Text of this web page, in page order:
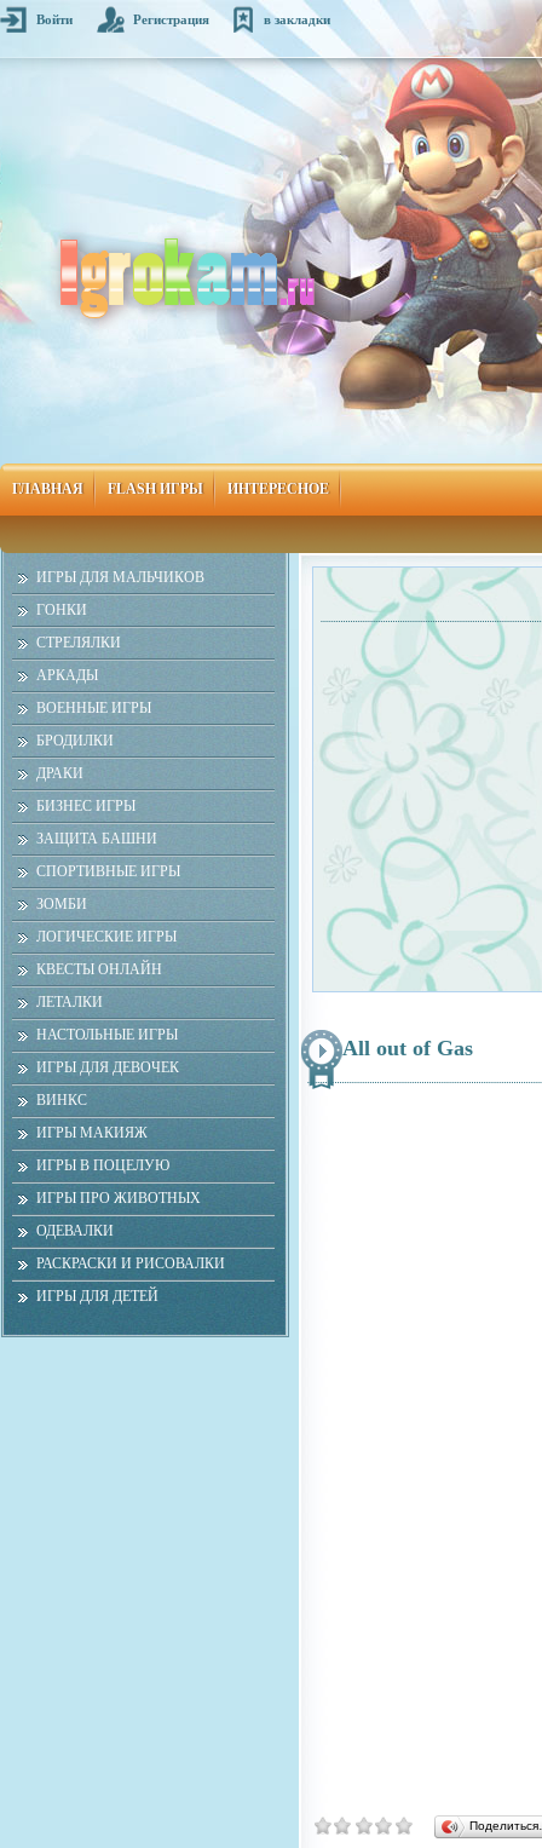
Войти Регистрация в закладки
ГЛАВНАЯ FLASH ИГРЫ ИНТЕРЕСНОЕ
ИГРЫ ДЛЯ МАЛЬЧИКОВ
ГОНКИ
СТРЕЛЯЛКИ
АРКАДЫ
ВОЕННЫЕ ИГРЫ
БРОДИЛКИ
ДРАКИ
БИЗНЕС ИГРЫ
ЗАЩИТА БАШНИ
СПОРТИВНЫЕ ИГРЫ
ЗОМБИ
ЛОГИЧЕСКИЕ ИГРЫ
КВЕСТЫ ОНЛАЙН
ЛЕТАЛКИ
НАСТОЛЬНЫЕ ИГРЫ
ИГРЫ ДЛЯ ДЕВОЧЕК
ВИНКС
ИГРЫ МАКИЯЖ
ИГРЫ В ПОЦЕЛУЮ
ИГРЫ ПРО ЖИВОТНЫХ
ОДЕВАЛКИ
РАСКРАСКИ И РИСОВАЛКИ
ИГРЫ ДЛЯ ДЕТЕЙ
All out of Gas